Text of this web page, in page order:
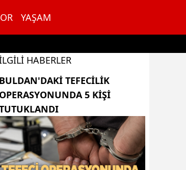
YAŞAM
HABERLER
BULDAN'DAKI TEFECILIK
OPERASYONUNDA 5 KIŞI